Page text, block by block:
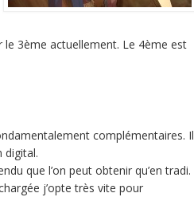
3ème actuellement. Le 4ème est
complémentaires. Il
digital.
que l’on peut obtenir qu’en tradi.
j’opte très vite pour